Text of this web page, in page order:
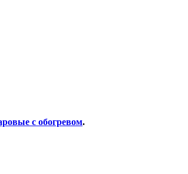
с обогревом.